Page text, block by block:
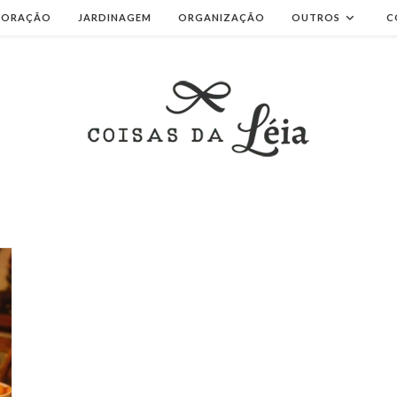
JARDINAGEM ORGANIZAÇÃO OUTROS